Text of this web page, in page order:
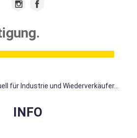
für Industrie und Wiederverkäufer...
INFO